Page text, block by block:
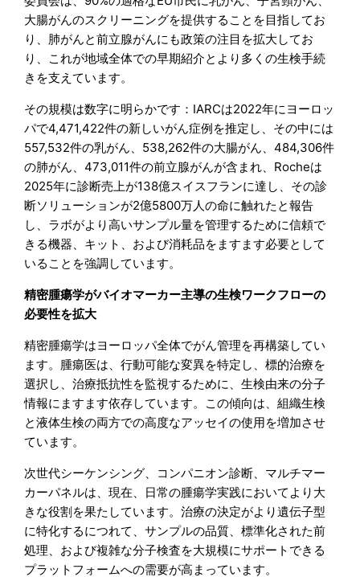
大腸がんのスクリーニングを提供することを目指してお
り、肺がんと前立腺がんにも政策の注目を拡大してお
り、これが地域全体での早期紹介とより多くの生検手続
きを支えています。
その規模は数字に明らかです：IARCは2022年にヨーロッ
パで4,471,422件の新しいがん症例を推定し、その中には
557,532件の乳がん、538,262件の大腸がん、484,306件
の肺がん、473,011件の前立腺がんが含まれ、Rocheは
2025年に診断売上が138億スイスフランに達し、その診
断ソリューションが2億5800万人の命に触れたと報告
し、ラボがより高いサンプル量を管理するために信頼で
きる機器、キット、および消耗品をますます必要として
いることを強調しています。
精密腫瘍学がバイオマーカー主導の生検ワークフローの
必要性を拡大
精密腫瘍学はヨーロッパ全体でがん管理を再構築してい
ます。腫瘍医は、行動可能な変異を特定し、標的治療を
選択し、治療抵抗性を監視するために、生検由来の分子
情報にますます依存しています。この傾向は、組織生検
と液体生検の両方での高度なアッセイの使用を増加させ
ています。
次世代シーケンシング、コンパニオン診断、マルチマー
カーパネルは、現在、日常の腫瘍学実践においてより大
きな役割を果たしています。治療の決定がより遺伝子型
に特化するにつれて、サンプルの品質、標準化された前
処理、および複雑な分子検査を大規模にサポートできる
プラットフォームへの需要が高まっています。